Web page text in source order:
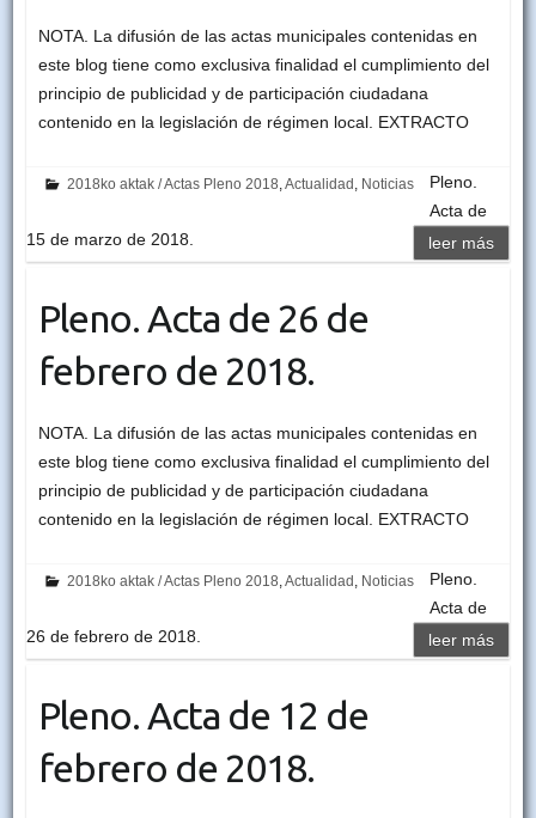
NOTA. La difusión de las actas municipales contenidas en
este blog tiene como exclusiva finalidad el cumplimiento del
principio de publicidad y de participación ciudadana
contenido en la legislación de régimen local. EXTRACTO
2018ko aktak / Actas Pleno 2018 ,Actualidad Noticias
Pleno.
Acta de
15 de marzo de 2018.
leer más
Pleno. Acta de 26 de
febrero de 2018.
NOTA. La difusión de las actas municipales contenidas en
este blog tiene como exclusiva finalidad el cumplimiento del
principio de publicidad y de participación ciudadana
contenido en la legislación de régimen local. EXTRACTO
2018ko aktak / Actas Pleno 2018 ,Actualidad Noticias
Pleno.
Acta de
26 de febrero de 2018.
leer más
Pleno. Acta de 12 de
febrero de 2018.